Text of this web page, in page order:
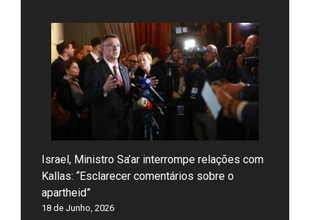
Israel, Ministro Sa’ar interrompe relações com
Kallas: “Esclarecer comentários sobre o
apartheid”
18 de Junho, 2026